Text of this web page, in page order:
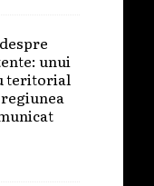
unui
teritorial